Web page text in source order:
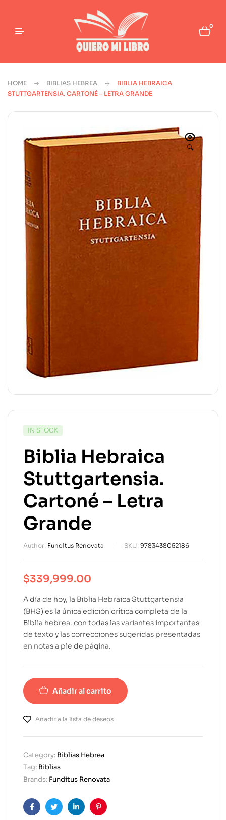
0
HOME BIBLIAS HEBREA
BIBLIA HEBRAICA
STUTTGARTENSIA. CARTONÉ – LETRA GRANDE
🔍
IN STOCK
Biblia Hebraica
Stuttgartensia.
Cartoné – Letra
Grande
Author: Funditus Renovata SKU: 9783438052186
$339,999.00
A día de hoy, la Biblia Hebraica Stuttgartensia
(BHS) es la única edición crítica completa de la
Biblia hebrea, con todas las variantes importantes
de texto y las correcciones sugeridas presentadas
en notas a pie de página.
Añadir al carrito
Añadir a la lista de deseos
Category: Biblias Hebrea
Tag: Biblias
Brands: Funditus Renovata
FacebookTwitterLinkedinPinterest